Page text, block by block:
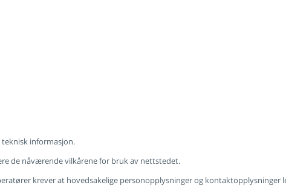
informasjon.
de nåværende vilkårene for bruk av nettstedet.
krever at hovedsakelige personopplysninger og